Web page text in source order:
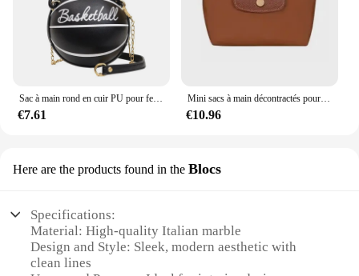
Sac à main rond en cuir PU pour femmes, petits sacs de basket-ball, sacs à bandoulière décontractés, porte-monnaie pour filles
€7.61
Mini sacs à main décontractés pour femmes, sacs à main polyvalents, sacs à main de créateurs, niche de mode, printemps, automne, nouveau, Y2K
€10.96
Here are the products found in the Blocs
Specifications:
Material: High-quality Italian marble
Design and Style: Sleek, modern aesthetic with
clean lines